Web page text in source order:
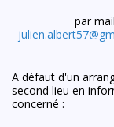
par mail
A défaut d'un
second lieu en